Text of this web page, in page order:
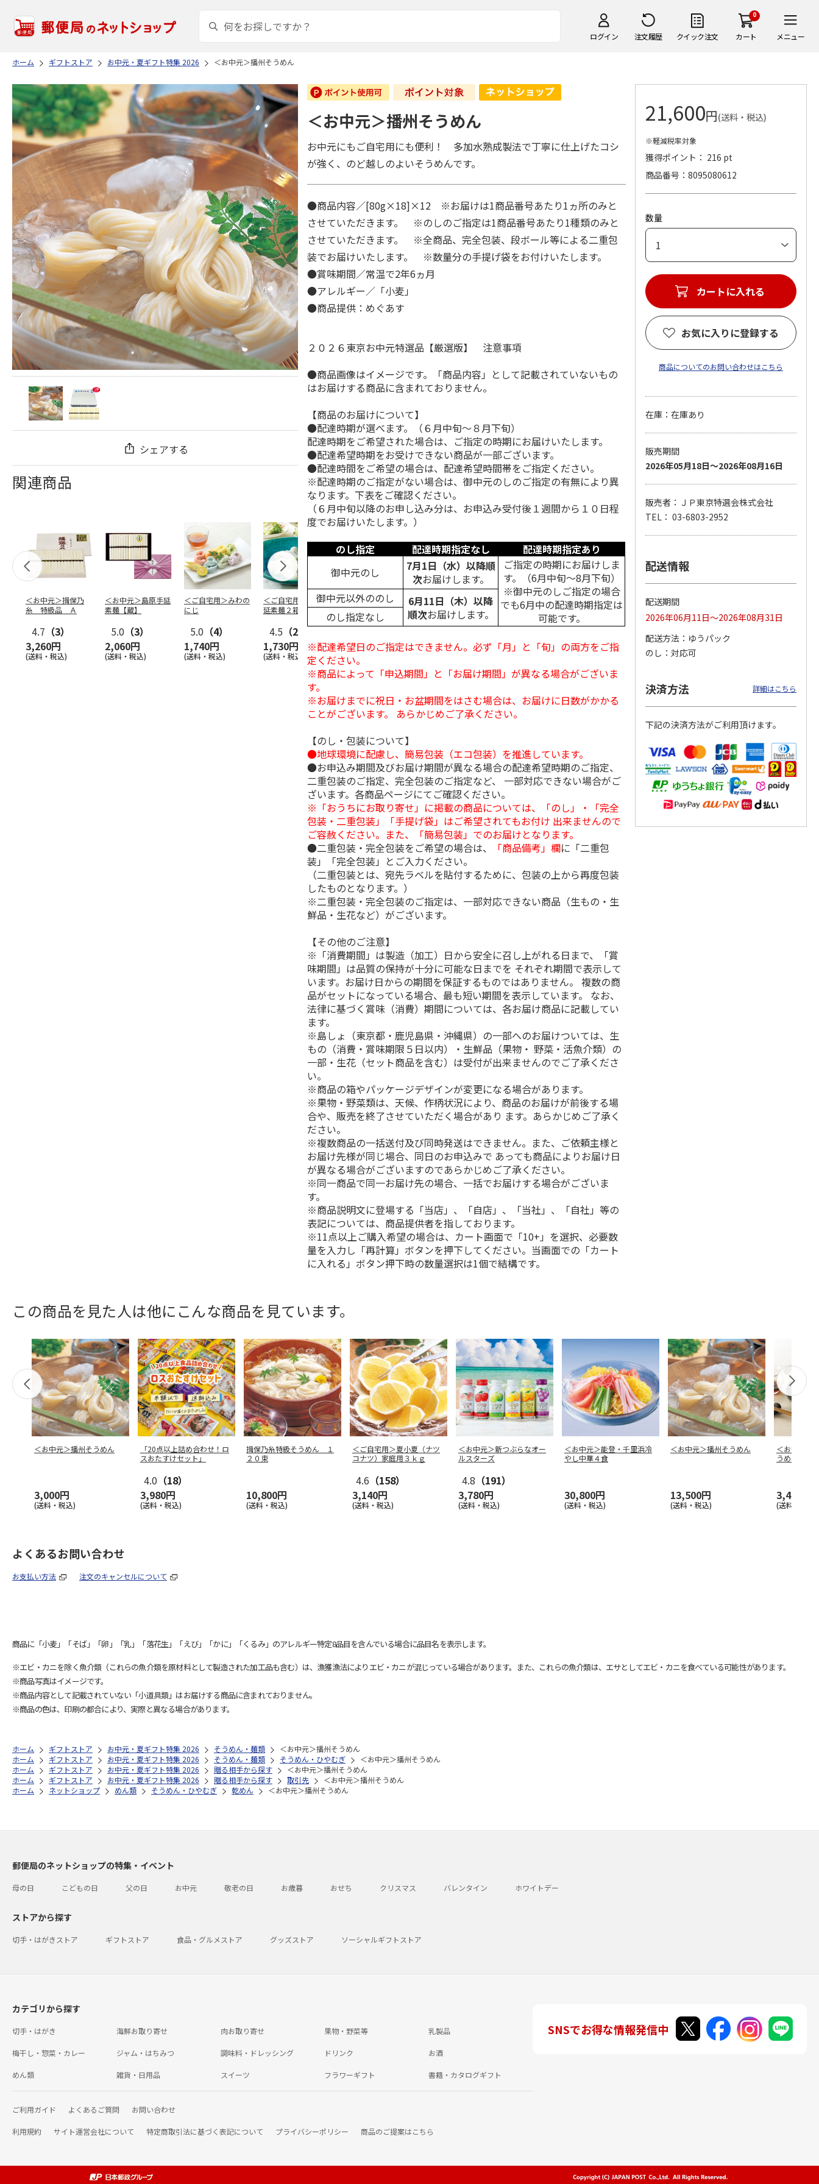
ログイン 注文履歴 クイック注文
0
カート メニュー
ホーム ギフトストア お中元・夏ギフト特集 2026 ＜お中元＞播州そうめん
シェアする
関連商品
＜お中元＞揖保乃
糸 特級品 Ａ
4.7 （3）
3,260円
(送料・税込)
＜お中元＞島原手延
素麺【蔵】
5.0 （3）
2,060円
(送料・税込)
＜ご自宅用＞みわの
にじ
5.0 （4）
1,740円
(送料・税込)
＜ご自宅用＞島原手
延素麺２箱・黒ごま
4.5 （2）
1,730円
(送料・税込)
＜お中元＞島原手延
素麺３ｋｇ【古（ひ
ね）】
5.0（2）
3,980円
(送料・税込)
＜お中元＞お徳用
「国産小麦」小豆島
手延べ素麺
5.0（1）
2,700円
＜ご自宅用＞島原手
延素麺２ｋｇ【古
4.5（2）
2,940円
国産熟成 おいしい
三輪そうめん 光射
5.0（1）
3,240円
＜お中元＞三輪素
2,950円
(送料・税込)
白髭
＜お中元＞播州そうめん
お中元にもご自宅用にも便利！ 多加水熟成製法で丁寧に仕上げたコシ
が強く、のど越しのよいそうめんです。
●商品内容／[80g×18]×12 ※お届けは1商品番号あたり1ヵ所のみと
させていただきます。 ※のしのご指定は1商品番号あたり1種類のみと
させていただきます。 ※全商品、完全包装、段ボール等による二重包
装でお届けいたします。 ※数量分の手提げ袋をお付けいたします。
●賞味期間／常温で2年6ヵ月
●アレルギー／「小麦」
●商品提供：めぐあす
２０２６東京お中元特選品【厳選版】 注意事項
●商品画像はイメージです。「商品内容」として記載されていないもの
はお届けする商品に含まれておりません。
【商品のお届けについて】
●配達時期が選べます。（６月中旬～８月下旬）
配達時期をご希望された場合は、ご指定の時期にお届けいたします。
●配達希望時期をお受けできない商品が一部ございます。
●配達時間をご希望の場合は、配達希望時間帯をご指定ください。
※配達時期のご指定がない場合は、御中元のしのご指定の有無により異
なります。下表をご確認ください。
（６月中旬以降のお申し込み分は、お申込み受付後１週間から１０日程
度でお届けいたします。）
のし指定
配達時期指定なし
配達時期指定あり
御中元のし
7月1日（水）以降順
次お届けします。
ご指定の時期にお届けしま
す。（6月中旬～8月下旬）
※御中元のしご指定の場合
でも6月中の配達時期指定は
可能です。
御中元以外ののし
6月11日（木）以降
順次お届けします。
のし指定なし
※配達希望日のご指定はできません。必ず「月」と「旬」の両方をご指
定ください。
※商品によって「申込期間」と「お届け期間」が異なる場合がございま
す。
※お届けまでに祝日・お盆期間をはさむ場合は、お届けに日数がかかる
ことがございます。 あらかじめご了承ください。
【のし・包装について】
●地球環境に配慮し、簡易包装（エコ包装）を推進しています。
●お申込み期間及びお届け期間が異なる場合の配達希望時期のご指定、
二重包装のご指定、完全包装のご指定など、 一部対応できない場合がご
ざいます。各商品ページにてご確認ください。
※「おうちにお取り寄せ」に掲載の商品については、「のし」・「完全
包装・二重包装」「手提げ袋」はご希望されてもお付け 出来ませんので
ご容赦ください。また、「簡易包装」でのお届けとなります。
●二重包装・完全包装をご希望の場合は、
「商品備考」欄に「二重包
装」「完全包装」とご入力ください。
（二重包装とは、宛先ラベルを貼付するために、包装の上から再度包装
したものとなります。）
※二重包装・完全包装のご指定は、一部対応できない商品（生もの・生
鮮品・生花など）がございます。
【その他のご注意】
※「消費期間」は製造（加工）日から安全に召し上がれる日まで、「賞
味期間」は品質の保持が十分に可能な日までを それぞれ期間で表示して
います。お届け日からの期間を保証するものではありません。 複数の商
品がセットになっている場合、最も短い期間を表示しています。 なお、
法律に基づく賞味（消費）期間については、各お届け商品に記載してい
ます。
※島しょ（東京都・鹿児島県・沖縄県）の一部へのお届けついては、生
もの（消費・賞味期限５日以内）・生鮮品（果物・ 野菜・活魚介類）の
一部・生花（セット商品を含む）は受付が出来ませんのでご了承くださ
い。
※商品の箱やパッケージデザインが変更になる場合があります。
※果物・野菜類は、天候、作柄状況により、商品のお届けが前後する場
合や、販売を終了させていただく場合があり ます。あらかじめご了承く
ださい。
※複数商品の一括送付及び同時発送はできません。また、ご依頼主様と
お届け先様が同じ場合、同日のお申込みで あっても商品によりお届け日
が異なる場合がございますのであらかじめご了承ください。
※同一商品で同一お届け先の場合、一括でお届けする場合がございま
す。
※商品説明文に登場する「当店」、「自店」、「当社」、「自社」等の
表記については、商品提供者を指しております。
※11点以上ご購入希望の場合は、カート画面で「10+」を選択、必要数
量を入力し「再計算」ボタンを押下してください。当画面での「カート
に入れる」ボタン押下時の数量選択は1個で結構です。
21,600円(送料・税込)
※軽減税率対象
獲得ポイント： 216 pt
商品番号
8095080612
数量
カートに入れる
お気に入りに登録する
商品についてのお問い合わせはこちら
在庫：在庫あり
販売期間
2026年05月18日～2026年08月16日
販売者：ＪＰ東京特選会株式会社
TEL： 03-6803-2952
配送情報
配送期間
2026年06月11日～2026年08月31日
配送方法
ゆうパック
のし
対応可
決済方法 詳細はこちら
下記の決済方法がご利用頂けます。
この商品を見た人は他にこんな商品を見ています。
＜お中元＞播州そうめん
3,000円
(送料・税込)
「20点以上詰め合わせ！ロ
スおたすけセット」
4.0 （18）
3,980円
(送料・税込)
揖保乃糸特級そうめん １
２０束
10,800円
(送料・税込)
＜ご自宅用＞夏小夏（ナツ
コナツ）家庭用３ｋｇ
4.6 （158）
3,140円
(送料・税込)
＜お中元＞新つぶらなオー
ルスターズ
4.8 （191）
3,780円
(送料・税込)
＜お中元＞能登・千里浜冷
やし中華４食
30,800円
(送料・税込)
＜お中元＞播州そうめん
13,500円
(送料・税込)
＜お中元＞
うめん４０
3,480円
(送料・税込)
よくあるお問い合わせ
お支払い方法 注文のキャンセルについて
商品に「小麦」「そば」「卵」「乳」「落花生」「えび」「かに」「くるみ」のアレルギー特定8品目を含んでいる場合に品目名を表示します。
※エビ・カニを除く魚介類（これらの魚介類を原材料として製造された加工品も含む）は、漁獲漁法によりエビ・カニが混じっている場合があります。また、これらの魚介類は、エサとしてエビ・カニを食べている可能性があります。
※商品写真はイメージです。
※商品内容として記載されていない「小道具類」はお届けする商品に含まれておりません。
※商品の色は、印刷の都合により、実際と異なる場合があります。
ホーム ギフトストア お中元・夏ギフト特集 2026 そうめん・麺類
＜お中元＞播州そうめん
ホーム
ギフトストア お中元・夏ギフト特集 2026 そうめん・麺類 そうめん・ひやむぎ
＜お中元＞播州そうめん
ホーム
ギフトストア お中元・夏ギフト特集 2026 贈る相手から探す
＜お中元＞播州そうめん
ホーム
ギフトストア お中元・夏ギフト特集 2026 贈る相手から探す 取引先
＜お中元＞播州そうめん
ホーム
ネットショップ めん類 そうめん・ひやむぎ 乾めん ＜お中元＞播州そうめん
郵便局のネットショップの特集・イベント
母の日 こどもの日 父の日 お中元 敬老の日 お歳暮 おせち クリスマス バレンタイン ホワイトデー
ストアから探す
切手・はがきストア ギフトストア 食品・グルメストア グッズストア ソーシャルギフトストア
カテゴリから探す
切手・はがき 海鮮お取り寄せ 肉お取り寄せ 果物・野菜等 乳製品
梅干し・惣菜・カレー ジャム・はちみつ 調味料・ドレッシング ドリンク お酒
めん類 雑貨・日用品 スイーツ フラワーギフト 書籍・カタログギフト
ご利用ガイド よくあるご質問 お問い合わせ
利用規約 サイト運営会社について 特定商取引法に基づく表記について プライバシーポリシー 商品のご提案はこちら
SNSでお得な情報発信中